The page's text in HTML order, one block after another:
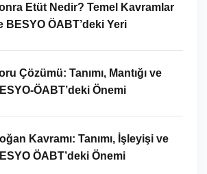
Etüt Nedir? Temel Kavramlar
BESYO ÖABT’deki Yeri
Çözümü: Tanımı, Mantığı ve
ÖABT’deki Önemi
Kavramı: Tanımı, İşleyişi ve
ÖABT’deki Önemi